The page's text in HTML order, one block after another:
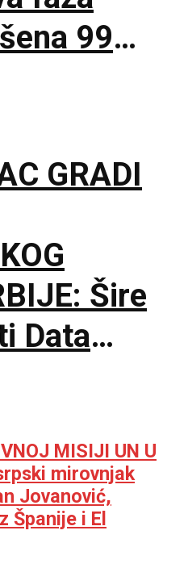
99
GRADI
Šire
Data
IT
MISIJI UN U
mirovnjak
Jovanović,
Španije i El